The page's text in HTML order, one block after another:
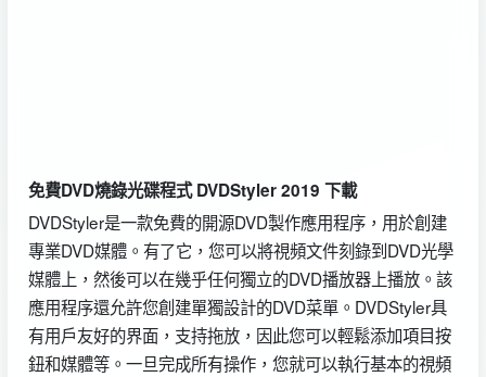
免費DVD燒錄光碟程式 DVDStyler 2019 下載
DVDStyler是一款免費的開源DVD製作應用程序，用於創建
專業DVD媒體。有了它，您可以將視頻文件刻錄到DVD光學
媒體上，然後可以在幾乎任何獨立的DVD播放器上播放。該
應用程序還允許您創建單獨設計的DVD菜單。DVDStyler具
有用戶友好的界面，支持拖放，因此您可以輕鬆添加項目按
鈕和媒體等。一旦完成所有操作，您就可以執行基本的視頻